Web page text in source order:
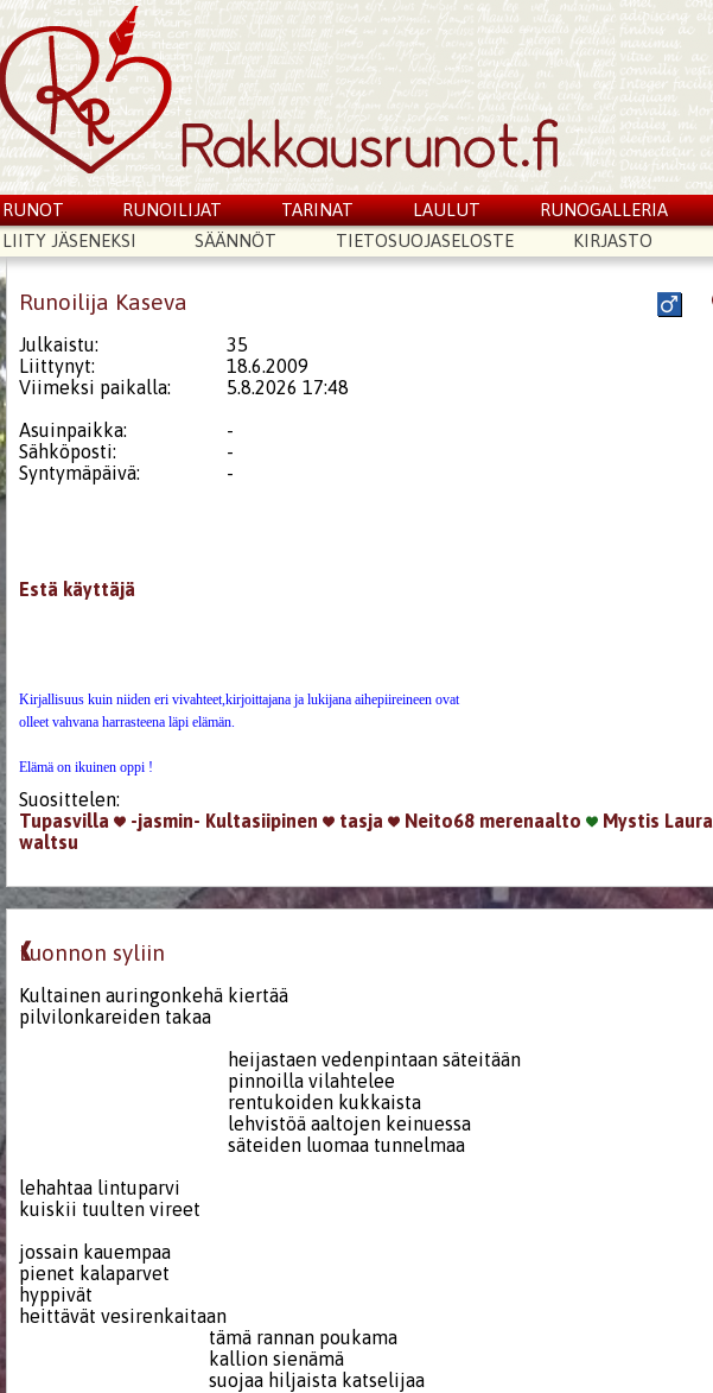
RUNOT RUNOILIJAT TARINAT LAULUT
RUNOGALLERIA
LIITY JÄSENEKSI
SÄÄNNÖT TIETOSUOJASELOSTE KIRJASTO
Runoilija Kaseva
Julkaistu:
35
Liittynyt:
18.6.2009
Viimeksi paikalla:
5.8.2026 17:48
Asuinpaikka:
-
Sähköposti:
-
Syntymäpäivä:
-
Estä käyttäjä
Kirjallisuus kuin niiden eri vivahteet,kirjoittajana ja lukijana aihepiireineen ovat
olleet vahvana harrasteena läpi elämän.
Elämä on ikuinen oppi !
Suosittelen:
Tupasvilla
-jasmin- Kultasiipinen tasja Neito68 merenaalto Mystis Laura
waltsu
❰
Luonnon syliin
Kultainen auringonkehä kiertää
pilvilonkareiden takaa
heijastaen vedenpintaan säteitään
pinnoilla vilahtelee
rentukoiden kukkaista
lehvistöä aaltojen keinuessa
säteiden luomaa tunnelmaa
lehahtaa lintuparvi
kuiskii tuulten vireet
jossain kauempaa
pienet kalaparvet
hyppivät
heittävät vesirenkaitaan
tämä rannan poukama
kallion sienämä
suojaa hiljaista katselijaa